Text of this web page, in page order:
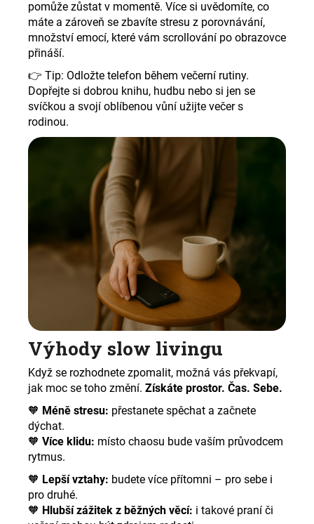
pomůže zůstat v momentě. Více si uvědomíte, co
máte a zároveň se zbavíte stresu z porovnávání,
množství emocí, které vám scrollování po obrazovce
přináší.
👉 Tip: Odložte telefon během večerní rutiny.
Dopřejte si dobrou knihu, hudbu nebo si jen se
svíčkou a svojí oblíbenou vůní užijte večer s
rodinou.
Výhody slow livingu
Když se rozhodnete zpomalit, možná vás překvapí,
jak moc se toho změní. Získáte prostor. Čas. Sebe.
🧡 Méně stresu: přestanete spěchat a začnete
dýchat.
🧡 Více klidu: místo chaosu bude vaším průvodcem
rytmus.
🧡 Lepší vztahy: budete více přítomni – pro sebe i
pro druhé.
🧡 Hlubší zážitek z běžných věcí: i takové praní či